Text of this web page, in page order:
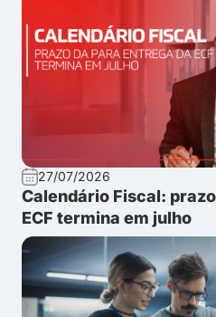
27/07/2026
Calendário Fiscal:
ECF termina em julho